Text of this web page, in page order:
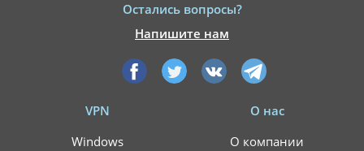
Остались вопросы?
Напишите нам
VPN
Windows
О нас
О компании